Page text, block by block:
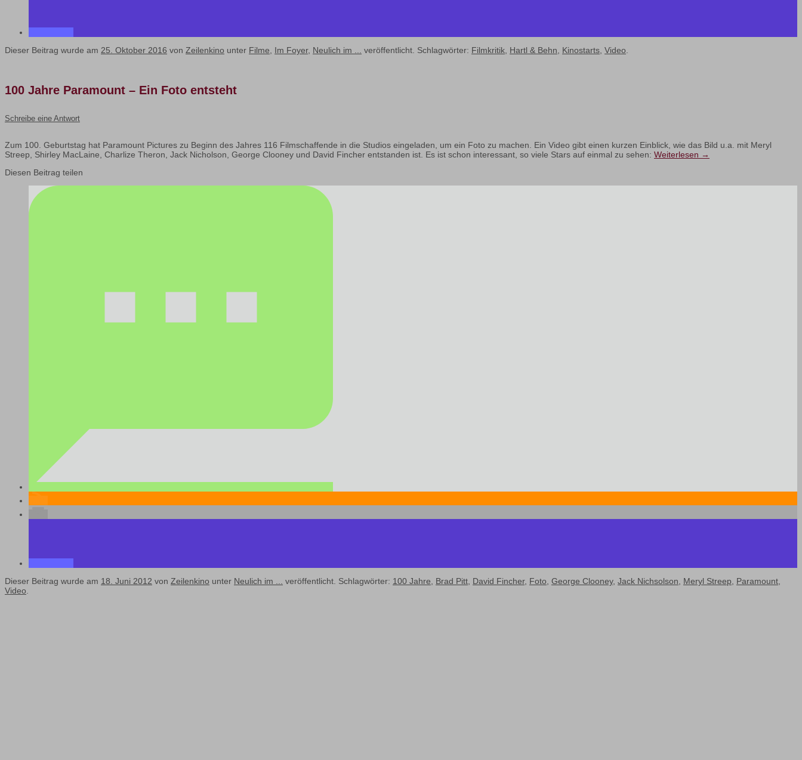
Dieser Beitrag wurde am 25. Oktober 2016 von Zeilenkino unter Filme, Im Foyer, Neulich im ... veröffentlicht. Schlagwörter: Filmkritik, Hartl & Behn, Kinostarts, Video.
100 Jahre Paramount – Ein Foto entsteht
Schreibe eine Antwort
Zum 100. Geburtstag hat Paramount Pictures zu Beginn des Jahres 116 Filmschaffende in die Studios eingeladen, um ein Foto zu machen. Ein Video gibt einen kurzen Einblick, wie das Bild u.a. mit Meryl
Streep, Shirley MacLaine, Charlize Theron, Jack Nicholson, George Clooney und David Fincher entstanden ist. Es ist schon interessant, so viele Stars auf einmal zu sehen: Weiterlesen →
Diesen Beitrag teilen
Dieser Beitrag wurde am 18. Juni 2012 von Zeilenkino unter Neulich im ... veröffentlicht. Schlagwörter: 100 Jahre, Brad Pitt, David Fincher, Foto, George Clooney, Jack Nichsolson, Meryl Streep, Paramount,
Video.